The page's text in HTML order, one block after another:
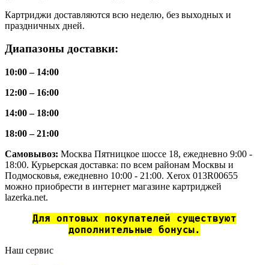
Картриджи доставляются всю неделю, без выходных и
праздничных дней.
Диапазоны доставки:
10:00 – 14:00
12:00 – 16:00
14:00 – 18:00
18:00 – 21:00
Самовывоз: Москва Пятницкое шоссе 18, ежедневно 9:00 -
18:00. Курьерская доставка: по всем районам Москвы и
Подмосковья, ежедневно 10:00 - 21:00. Xerox 013R00655
можно приобрести в интернет магазине картриджей
lazerka.net.
Для оптовых покупателей существуют
дополнительные бонусы.
Наш сервис